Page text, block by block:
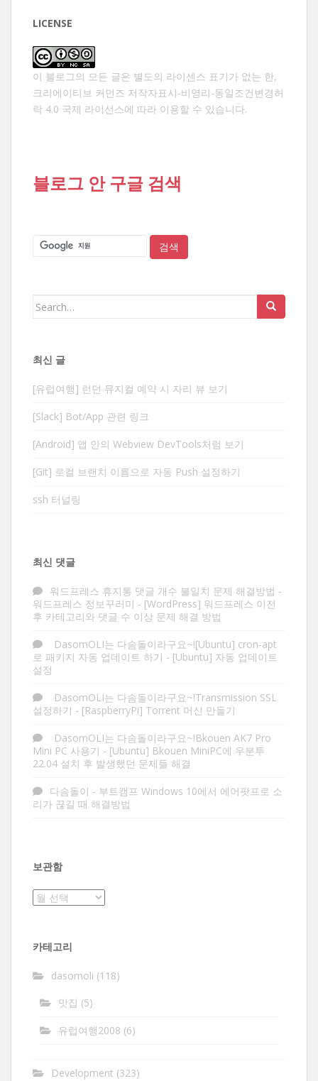
LICENSE
이 블로그의 모든 글은 별도의 라이센스 표기가 없는 한,
크리에이티브 커먼즈 저작자표시-비영리-동일조건변경허
락 4.0 국제 라이선스에 따라 이용할 수 있습니다.
블로그 안 구글 검색
Search
최신 글
[유럽여행] 런던 뮤지컬 예약 시 자리 뷰 보기
[Slack] Bot/App 관련 링크
[Android] 앱 안의 Webview DevTools처럼 보기
[Git] 로컬 브랜치 이름으로 자동 Push 설정하기
ssh 터널링
최신 댓글
워드프레스 휴지통 댓글 개수 불일치 문제 해결방법 -
워드프레스 정보꾸러미 - [WordPress] 워드프레스 이전
후 카테고리와 댓글 수 이상 문제 해결 방법
DasomOLI는 다솜돌이라구요~![Ubuntu] cron-apt
로 패키지 자동 업데이트 하기 - [Ubuntu] 자동 업데이트
설정
DasomOLI는 다솜돌이라구요~!Transmission SSL
설정하기 - [RaspberryPi] Torrent 머신 만들기
DasomOLI는 다솜돌이라구요~!Bkouen AK7 Pro
Mini PC 사용기 - [Ubuntu] Bkouen MiniPC에 우분투
22.04 설치 후 발생했던 문제들 해결
다솜돌이 - 부트캠프 Windows 10에서 에어팟프로 소
리가 끊길 때 해결방법
보관함
보
카테고리
dasomoli (118)
맛집 (5)
유럽여행2008 (6)
Development (323)